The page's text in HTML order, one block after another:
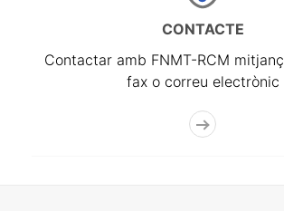
CONTACTE
Contactar amb FNMT-RCM
fax o correu electrònic